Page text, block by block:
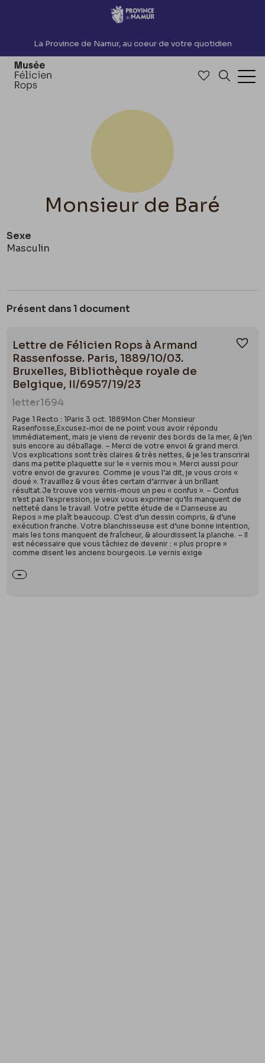
Accèder directement au contenu
La Province de Namur, au coeur de votre quotidien
Accéder à
Monsieur de Baré
Sexe
Masculin
Présent dans 1 document
Lettre de Félicien Rops à Armand
Rassenfosse. Paris, 1889/10/03.
Bruxelles, Bibliothèque royale de
Belgique, II/6957/19/23
letter1694
Page 1 Recto : 1Paris 3 oct. 1889Mon Cher Monsieur
Rasenfosse,Excusez-moi de ne point vous avoir répondu
immédiatement, mais je viens de revenir des bords de la mer, & j’en
suis encore au déballage. – Merci de votre envoi & grand merci.
Vos explications sont très claires & très nettes, & je les transcrirai
dans ma petite plaquette sur le « vernis mou ». Merci aussi pour
votre envoi de gravures. Comme je vous l’ai dit, je vous crois «
doué ». Travaillez & vous êtes certain d’arriver à un brillant
résultat.Je trouve vos vernis-mous un peu « confus ». – Confus
n’est pas l’expression, je veux vous exprimer qu’ils manquent de
netteté dans le travail. Votre petite étude de « Danseuse au
Repos » me plaît beaucoup. C’est d’un dessin compris, & d’une
exécution franche. Votre blanchisseuse est d’une bonne intention,
mais les tons manquent de fraîcheur, & alourdissent la planche. – Il
est nécessaire que vous tâchiez de devenir : « plus propre »
comme disent les anciens bourgeois. Le vernis exige